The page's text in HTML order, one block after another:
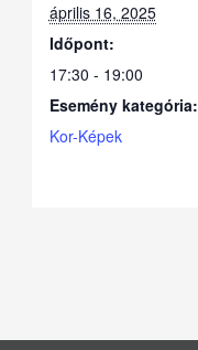
április 16, 2025
Időpont:
17:30 - 19:00
Esemény kategória:
Kor-Képek